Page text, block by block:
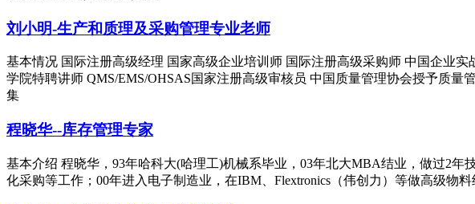
刘小明-生产和质理及采购管理专业老师
基本情况 国际注册高级经理 国家高级企业培训师 国际注册高级采购师 中国企业
学院特聘讲师 QMS/EMS/OHSAS国家注册高级审核员 中国质量管理协会授予质
集
程晓华--库存管理专家
基本介绍 程晓华，93年哈科大(哈理工)机械系毕业，03年北大MBA结业，做过2
化采购等工作；00年进入电子制造业，在IBM、Flextronics（伟创力）等做高级物